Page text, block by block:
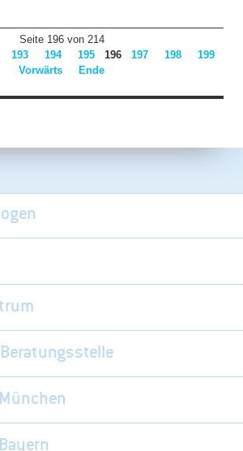
Seite 196 von 214
193 194 195 196 197 198
199
Vorwärts
Ende